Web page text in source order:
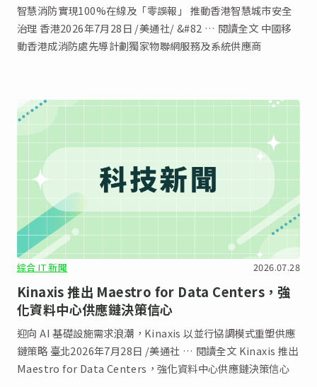
智慧消防實現100%在線及「零誤報」 推動香港智慧城市安全
治理 香港2026年7月28日 /美通社/ &#82 … 閱讀全文 中國移
動香港成消防處先導計劃獨家物聯網服務及系統供應商
綜合 IT 新聞 2026.07.28
Kinaxis 推出 Maestro for Data Centers，強
化資料中心供應鏈決策信心
迎向 AI 基礎設施需求浪潮，Kinaxis 以並行協調模式重塑供應
鏈策略 臺北2026年7月28日 /美通社 … 閱讀全文 Kinaxis 推出
Maestro for Data Centers，強化資料中心供應鏈決策信心